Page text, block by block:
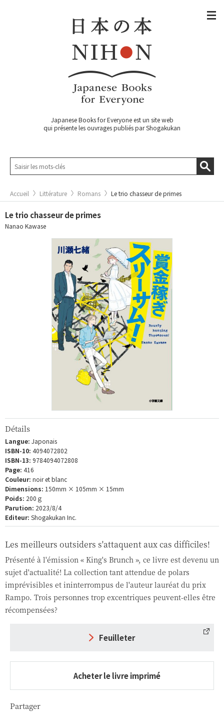
Japanese Books for Everyone est un site web
qui présente les ouvrages publiés par Shogakukan
Accueil Littérature Romans Le trio chasseur de primes
Le trio chasseur de primes
Nanao Kawase
Détails
Langue: Japonais
ISBN-10: 4094072802
ISBN-13: 9784094072808
Page: 416
Couleur: noir et blanc
Dimensions: 150mm × 105mm × 15mm
Poids: 200ｇ
Parution: 2023/8/4
Editeur: Shogakukan Inc.
Les meilleurs outsiders s'attaquent aux cas difficiles!
Présenté à l'émission « King's Brunch », ce livre est devenu un
sujet d'actualité! La collection tant attendue de polars
imprévisibles et ininterrompus de l'auteur lauréat du prix
Rampo. Trois personnes trop excentriques peuvent-elles être
récompensées?
Feuilleter
Acheter le livre imprimé
Partager